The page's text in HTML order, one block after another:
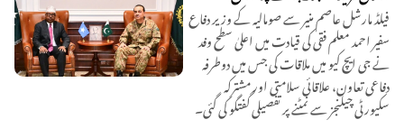
فیلڈ مارشل عاصم منیر سے صومالیہ کے وزیر دفاع
سفیر احمد معلم فقی کی قیادت میں اعلیٰ سطح وفد
نے جی ایچ کیو میں ملاقات کی جس میں دوطرفہ
دفاعی تعاون، علاقائی سلامتی اور مشترکہ
سکیورٹی چیلنجز سے نمٹنے پر تفصیلی گفتگو کی گئی۔